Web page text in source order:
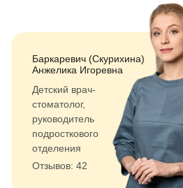
Баркаревич (Скурихина)
Анжелика Игоревна
Детский врач-
стоматолог,
руководитель
подросткового
отделения
Отзывов: 42